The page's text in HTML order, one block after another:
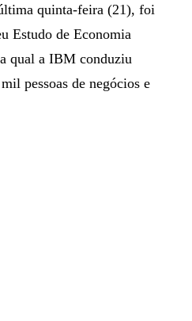
quinta-feira (21), foi
Estudo de Economia
qual a IBM conduziu
pessoas de negócios e